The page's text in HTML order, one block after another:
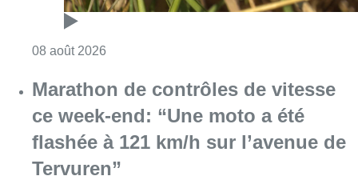
08 août 2026
Marathon de contrôles de vitesse
ce week-end: “Une moto a été
flashée à 121 km/h sur l’avenue de
Tervuren”